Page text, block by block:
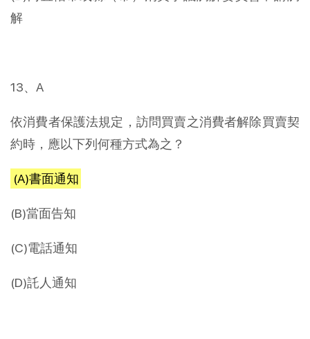
解
13、A
依消費者保護法規定，訪問買賣之消費者解除買賣契
約時，應以下列何種方式為之？
(A)書面通知
(B)當面告知
(C)電話通知
(D)託人通知